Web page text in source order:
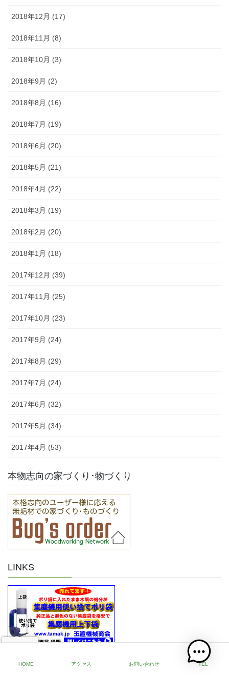
2018年12月 (17)
2018年11月 (8)
2018年10月 (3)
2018年9月 (2)
2018年8月 (16)
2018年7月 (19)
2018年6月 (20)
2018年5月 (21)
2018年4月 (22)
2018年3月 (19)
2018年2月 (20)
2018年1月 (18)
2017年12月 (39)
2017年11月 (25)
2017年10月 (23)
2017年9月 (24)
2017年8月 (29)
2017年7月 (24)
2017年6月 (32)
2017年5月 (34)
2017年4月 (53)
本物志向の家づくり･物づくり
LINKS
HOME アクセス お問い合わせ TEL